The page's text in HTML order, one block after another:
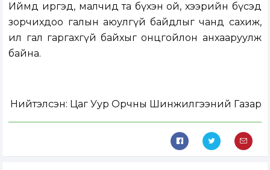
Иймд иргэд, малчид та бүхэн ой, хээрийн бүсэд
зорчихдоо галын аюулгүй байдлыг чанд сахиж,
ил гал гаргахгүй байхыг онцгойлон анхааруулж
байна.
Нийтэлсэн: Цаг Уур Орчны Шинжилгээний Газар